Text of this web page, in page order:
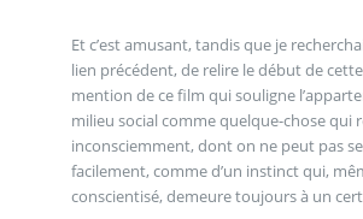
Et c’est amusant, tandis que je
lien précédent, de relire le début de
mention de ce film qui souligne
milieu social comme quelque-chose qui
inconsciemment, dont on ne peut pas
facilement, comme d’un instinct qui,
conscientisé, demeure toujours à un